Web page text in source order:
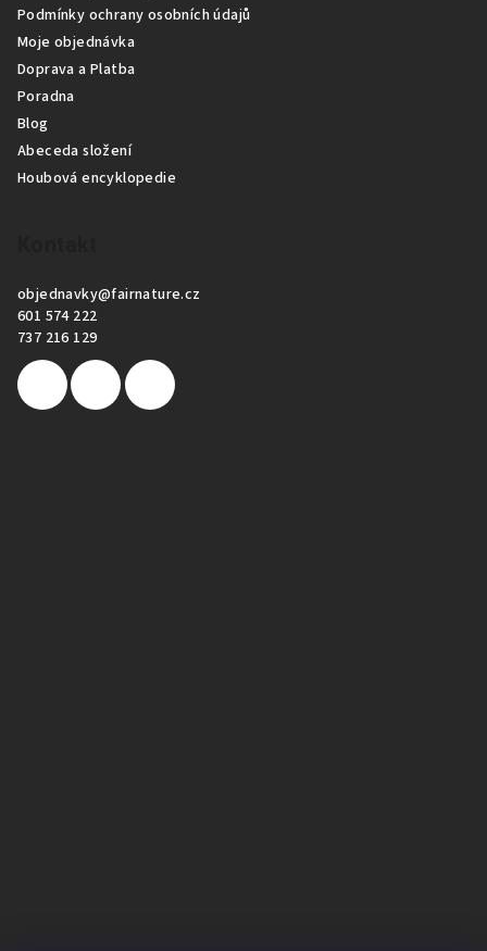
Podmínky ochrany osobních údajů
Moje objednávka
Doprava a Platba
Poradna
Blog
Abeceda složení
Houbová encyklopedie
objednavky@fairnature.cz
601 574 222
737 216 129